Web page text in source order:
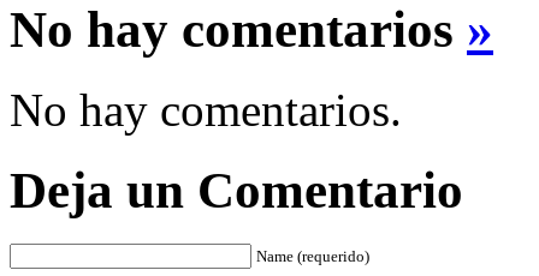
No hay comentarios »
No hay comentarios.
Deja un Comentario
Name (requerido)